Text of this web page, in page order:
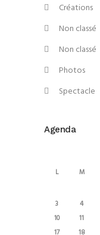
Créations
Non classé
Non classé
Photos
Spectacle
Agenda
L M
3
4
10
11
17
18